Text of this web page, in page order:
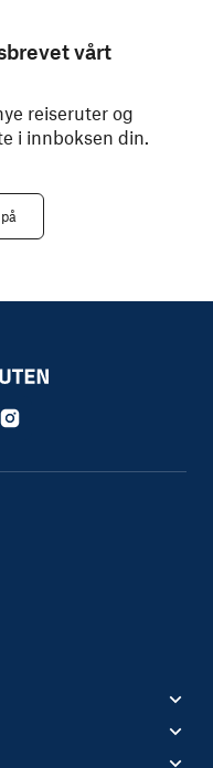
vårt
reiseruter og
i innboksen din.